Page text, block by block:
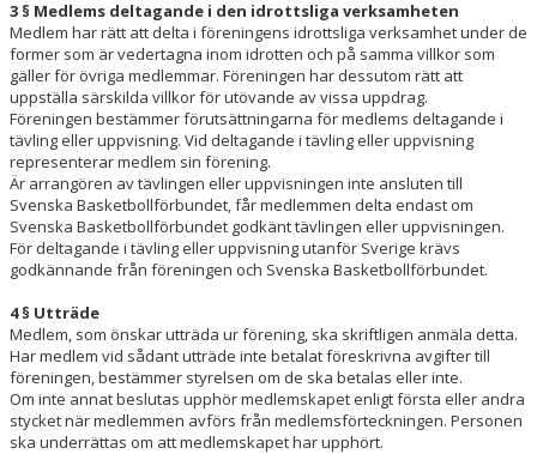
3 § Medlems deltagande i den idrottsliga verksamheten
Medlem har rätt att delta i föreningens idrottsliga verksamhet under de
former som är vedertagna inom idrotten och på samma villkor som
gäller för övriga medlemmar. Föreningen har dessutom rätt att
uppställa särskilda villkor för utövande av vissa uppdrag.
Föreningen bestämmer förutsättningarna för medlems deltagande i
tävling eller uppvisning. Vid deltagande i tävling eller uppvisning
representerar medlem sin förening.
Är arrangören av tävlingen eller uppvisningen inte ansluten till
Svenska Basketbollförbundet, får medlemmen delta endast om
Svenska Basketbollförbundet godkänt tävlingen eller uppvisningen.
För deltagande i tävling eller uppvisning utanför Sverige krävs
godkännande från föreningen och Svenska Basketbollförbundet.
4 § Utträde
Medlem, som önskar utträda ur förening, ska skriftligen anmäla detta.
Har medlem vid sådant utträde inte betalat föreskrivna avgifter till
föreningen, bestämmer styrelsen om de ska betalas eller inte.
Om inte annat beslutas upphör medlemskapet enligt första eller andra
stycket när medlemmen avförs från medlemsförteckningen. Personen
ska underrättas om att medlemskapet har upphört.